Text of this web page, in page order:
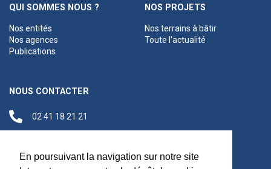
En poursuivant la navigation sur notre site
QUI SOMMES NOUS ?
Nos entités
Nos agences
Publications
NOS PROJETS
Nos terrains à bâtir
Toute l'actualité
NOUS CONTACTER
02 41 18 21 21
Siège social